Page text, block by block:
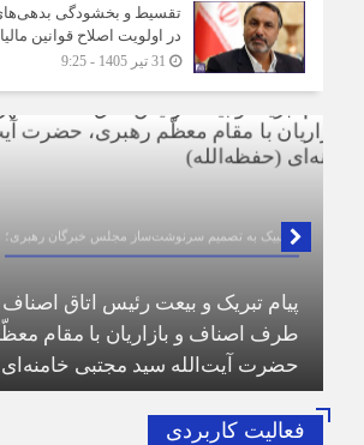
تقسیط و بخشودگی
در اولویت اصلاح قوانین
در لبیک به تصمیم سرنوشت‌ساز مجلس خبرگان رهبری؛
پیام تبریک و بیعت رئیس اتاق اصناف
طرف اصناف و بازاریان با مقام
حضرت آیت‌الله سید مجتبی خامنه‌ای
فعالیت کاربردی